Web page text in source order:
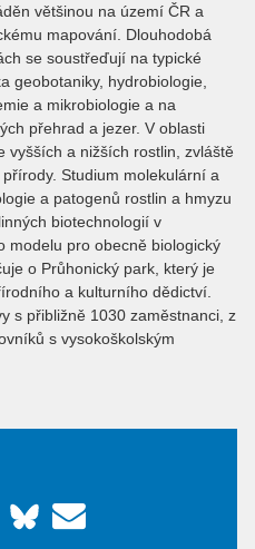
většinou na území ČR a
mapování. Dlouhodobá
se soustřeďují na typické
geobotaniky, hydrobiologie,
a mikrobiologie a na
přehrad a jezer. V oblasti
vyšších a nižších rostlin, zvláště
Studium molekulární a
a patogenů rostlin a hmyzu
biotechnologií v
modelu pro obecně biologický
o Průhonický park, který je
a kulturního dědictví.
s přibližně 1030 zaměstnanci, z
s vysokoškolským